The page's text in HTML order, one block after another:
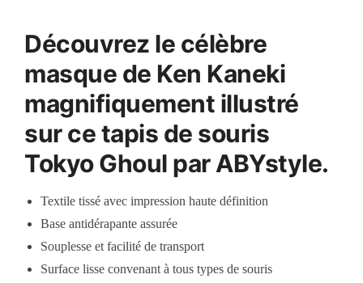
Découvrez le célèbre
masque de Ken Kaneki
magnifiquement illustré
sur ce tapis de souris
Tokyo Ghoul par ABYstyle.
Textile tissé avec impression haute définition
Base antidérapante assurée
Souplesse et facilité de transport
Surface lisse convenant à tous types de souris